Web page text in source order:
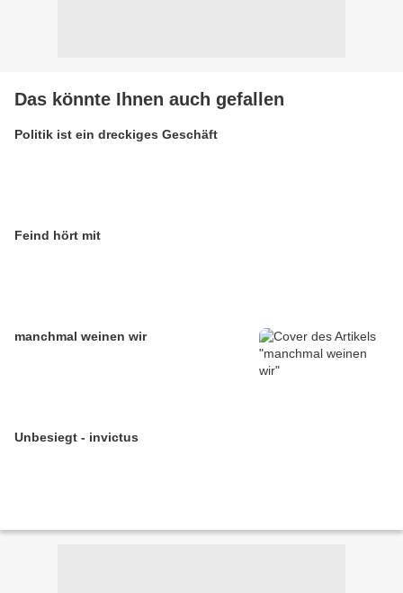
Das könnte Ihnen auch gefallen
Politik ist ein dreckiges Geschäft
Feind hört mit
manchmal weinen wir
Unbesiegt - invictus